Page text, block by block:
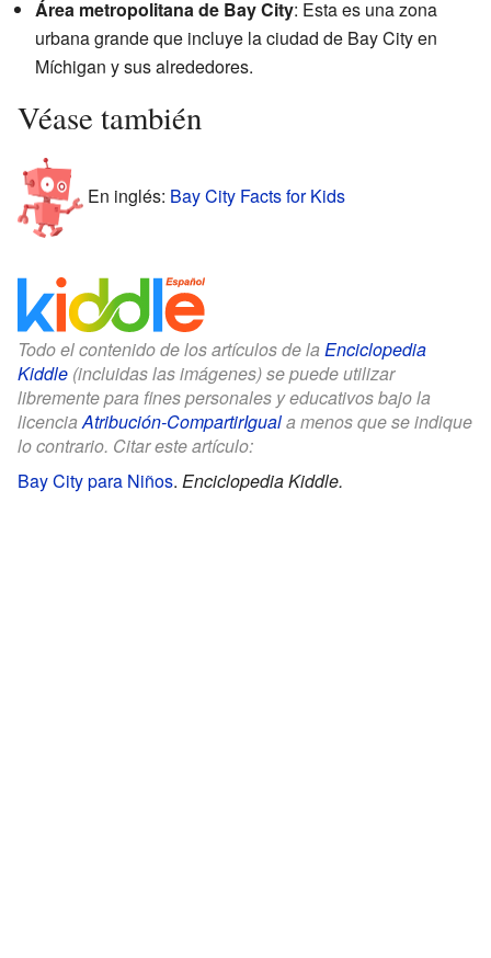
Área metropolitana de Bay City: Esta es una zona
urbana grande que incluye la ciudad de Bay City en
Míchigan y sus alrededores.
Véase también
En inglés: Bay City Facts for Kids
Todo el contenido de los artículos de la Enciclopedia
Kiddle (incluidas las imágenes) se puede utilizar
libremente para fines personales y educativos bajo la
licenciaAtribución-CompartirIguala menos que se indique
lo contrario. Citar este artículo:
Bay City para Niños. Enciclopedia Kiddle.